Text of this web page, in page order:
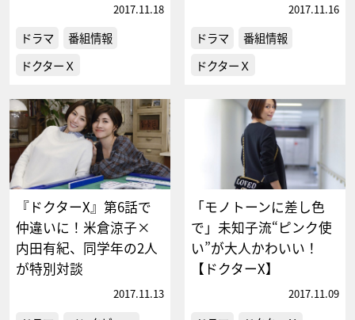
2017.11.18
ドラマ
番組情報
ドクターＸ
2017.11.16
ドラマ
番組情報
ドクターＸ
『ドクターX』第6話で
仲違いに！米倉涼子×
内田有紀、同学年の2人
が特別対談
2017.11.13
「モノトーンに差し色
で」未知子流“ピンク使
い”が大人かわいい！
【ドクターX】
2017.11.09